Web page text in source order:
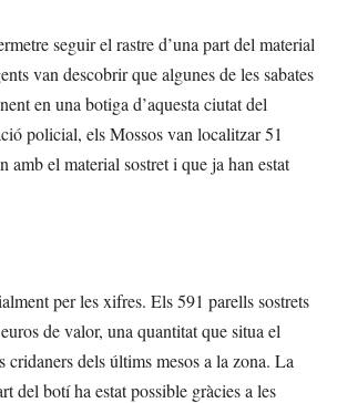
seguir el rastre d’una part del material
van descobrir que algunes de les sabates
en una botiga d’aquesta ciutat del
policial, els Mossos van localitzar 51
amb el material sostret i que ja han estat
per les xifres. Els 591 parells sostrets
de valor, una quantitat que situa el
cridaners dels últims mesos a la zona. La
del botí ha estat possible gràcies a les